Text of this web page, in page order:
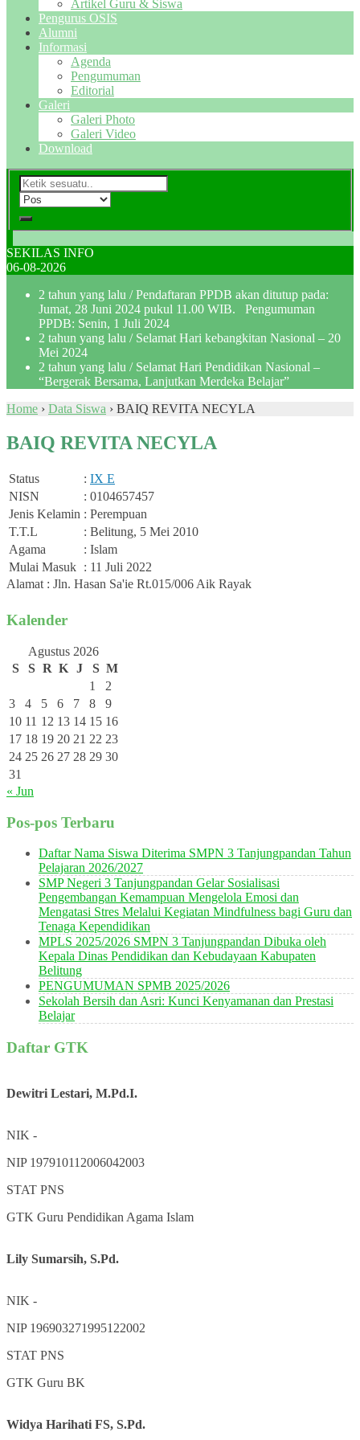
Artikel Guru & Siswa
Pengurus OSIS
Alumni
Informasi
Agenda
Pengumuman
Editorial
Galeri
Galeri Photo
Galeri Video
Download
SEKILAS INFO
06-08-2026
2 tahun yang lalu / Pendaftaran PPDB akan ditutup pada:
Jumat, 28 Juni 2024 pukul 11.00 WIB. Pengumuman
PPDB: Senin, 1 Juli 2024
2 tahun yang lalu / Selamat Hari kebangkitan Nasional – 20
Mei 2024
2 tahun yang lalu / Selamat Hari Pendidikan Nasional –
“Bergerak Bersama, Lanjutkan Merdeka Belajar”
Home › Data Siswa › BAIQ REVITA NECYLA
BAIQ REVITA NECYLA
Status : IX E
NISN
: 0104657457
Jenis Kelamin : Perempuan
T.T.L
: Belitung, 5 Mei 2010
Agama
: Islam
Mulai Masuk : 11 Juli 2022
Alamat : Jln. Hasan Sa'ie Rt.015/006 Aik Rayak
Kalender
Agustus 2026
S
S R K J S M
1
2
3
4 5 6 7 8
9
10 11 12 13 14 15 16
17 18 19 20 21 22 23
24 25 26 27 28 29 30
31
« Jun
Pos-pos Terbaru
Daftar Nama Siswa Diterima SMPN 3 Tanjungpandan Tahun
Pelajaran 2026/2027
SMP Negeri 3 Tanjungpandan Gelar Sosialisasi
Pengembangan Kemampuan Mengelola Emosi dan
Mengatasi Stres Melalui Kegiatan Mindfulness bagi Guru dan
Tenaga Kependidikan
MPLS 2025/2026 SMPN 3 Tanjungpandan Dibuka oleh
Kepala Dinas Pendidikan dan Kebudayaan Kabupaten
Belitung
PENGUMUMAN SPMB 2025/2026
Sekolah Bersih dan Asri: Kunci Kenyamanan dan Prestasi
Belajar
Daftar GTK
Dewitri Lestari, M.Pd.I.
NIK -
NIP 197910112006042003
STAT PNS
GTK Guru Pendidikan Agama Islam
Lily Sumarsih, S.Pd.
NIK -
NIP 196903271995122002
STAT PNS
GTK Guru BK
Widya Harihati FS, S.Pd.